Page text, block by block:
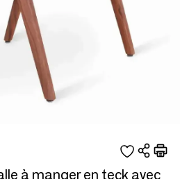
à manger en teck avec